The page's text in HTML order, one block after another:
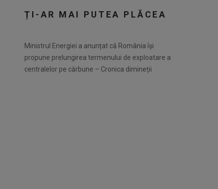
ȚI-AR MAI PUTEA PLĂCEA
Ministrul Energiei a anunțat că România își
propune prelungirea termenului de exploatare a
centralelor pe cărbune – Cronica dimineții